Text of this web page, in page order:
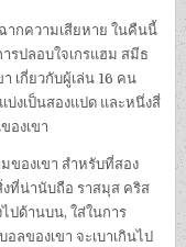
ากความเสียหาย ในคืนนี้
รปลอบใจเกรแฮม สมีธ
เกี่ยวกับผู้เล่น 16 คน
งเป็นสองแปด และหนึ่งสี่
องเขา
ของเขา สําหรับที่สอง
ที่น่านับถือ ราสมุส คริส
ปด้านบน, ใส่ในการ
ลของเขา จะเบาเกินไป